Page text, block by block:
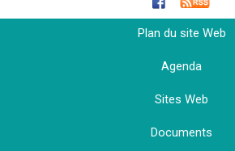
Plan du site Web
Agenda
Sites Web
Documents